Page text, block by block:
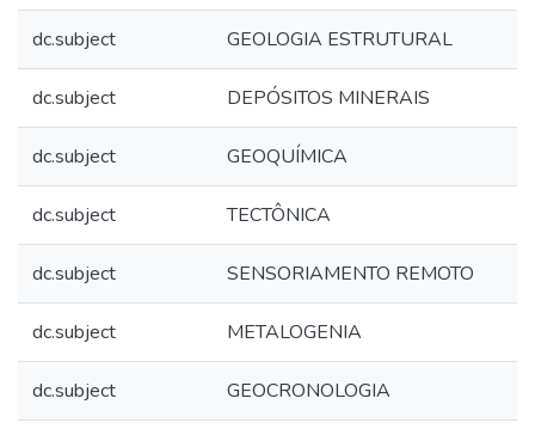
dc.subject GEOLOGIA ESTRUTURAL
dc.subject DEPÓSITOS MINERAIS
dc.subject GEOQUÍMICA
dc.subject TECTÔNICA
dc.subject SENSORIAMENTO REMOTO
dc.subject METALOGENIA
dc.subject GEOCRONOLOGIA